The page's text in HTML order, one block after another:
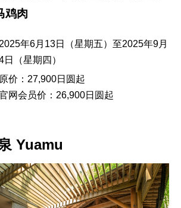
鸡肉
2025年6月13日（星期五）至2025年9月
日（星期四）
原价：27,900日圆起
网会员价：26,900日圆起
Yuamu